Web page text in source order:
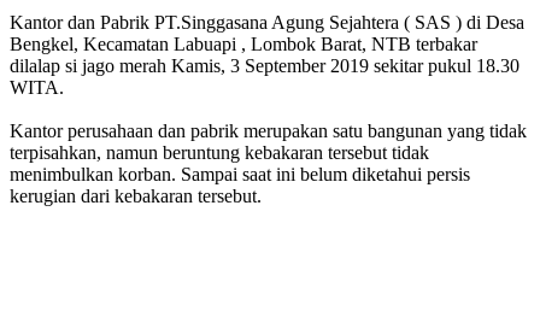
Kantor dan Pabrik PT.Singgasana Agung Sejahtera ( SAS ) di Desa
Bengkel, Kecamatan Labuapi , Lombok Barat, NTB terbakar
dilalap si jago merah Kamis, 3 September 2019 sekitar pukul 18.30
WITA.
Kantor perusahaan dan pabrik merupakan satu bangunan yang tidak
terpisahkan, namun beruntung kebakaran tersebut tidak
menimbulkan korban. Sampai saat ini belum diketahui persis
kerugian dari kebakaran tersebut.